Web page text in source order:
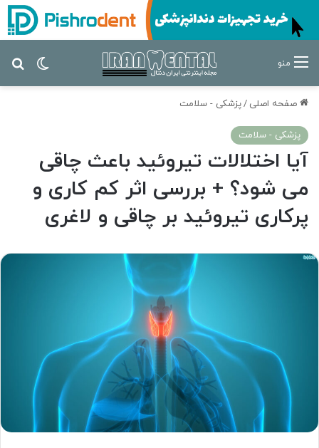
تغییر منو
صفحه اصلی /پزشکی - سلامت
پزشکی - سلامت
آیا اختلالات تیروئید باعث چاقی
می شود؟ + بررسی اثر کم کاری و
پرکاری تیروئید بر چاقی و لاغری